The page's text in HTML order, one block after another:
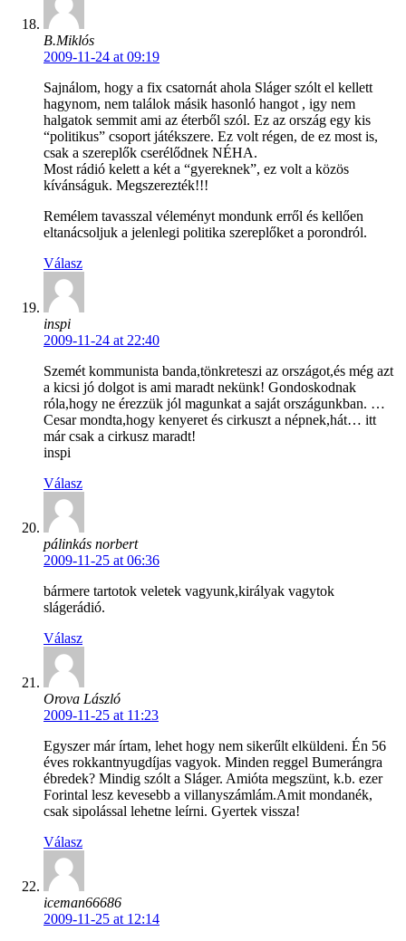
B.Miklós
2009-11-24 at 09:19
Sajnálom, hogy a fix csatornát ahola Sláger szólt el kellett
hagynom, nem találok másik hasonló hangot , igy nem
halgatok semmit ami az éterből szól. Ez az ország egy kis
“politikus” csoport játékszere. Ez volt régen, de ez most is,
csak a szereplők cserélődnek NÉHA.
Most rádió kelett a két a “gyereknek”, ez volt a közös
kívánságuk. Megszerezték!!!
Remélem tavasszal véleményt mondunk erről és kellően
eltanácsoljuk a jelenlegi politika szereplőket a porondról.
Válasz
inspi
2009-11-24 at 22:40
Szemét kommunista banda,tönkreteszi az országot,és még azt
a kicsi jó dolgot is ami maradt nekünk! Gondoskodnak
róla,hogy ne érezzük jól magunkat a saját országunkban. …
Cesar mondta,hogy kenyeret és cirkuszt a népnek,hát… itt
már csak a cirkusz maradt!
inspi
Válasz
pálinkás norbert
2009-11-25 at 06:36
bármere tartotok veletek vagyunk,királyak vagytok
slágerádió.
Válasz
Orova László
2009-11-25 at 11:23
Egyszer már írtam, lehet hogy nem sikerűlt elküldeni. Én 56
éves rokkantnyugdíjas vagyok. Minden reggel Bumerángra
ébredek? Mindig szólt a Sláger. Amióta megszünt, k.b. ezer
Forintal lesz kevesebb a villanyszámlám.Amit mondanék,
csak sipolással lehetne leírni. Gyertek vissza!
Válasz
iceman66686
2009-11-25 at 12:14